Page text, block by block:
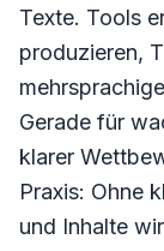
Texte. Tools
produzieren,
Gerade für
klarer
Praxis: Ohne
und Inhalte